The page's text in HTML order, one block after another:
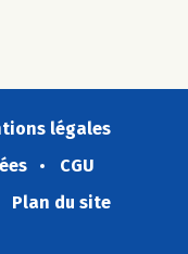
légales
CGU
Plan du site